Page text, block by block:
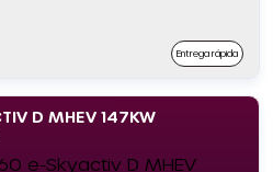
Entrega rápida
D MHEV 147KW